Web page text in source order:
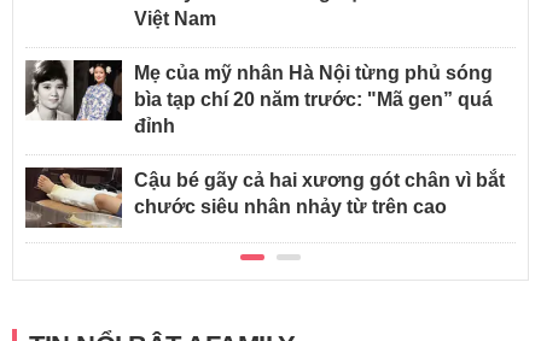
Việt Nam
Mẹ của mỹ nhân Hà Nội từng phủ sóng
bìa tạp chí 20 năm trước: "Mã gen” quá
đỉnh
Cậu bé gãy cả hai xương gót chân vì bắt
chước siêu nhân nhảy từ trên cao